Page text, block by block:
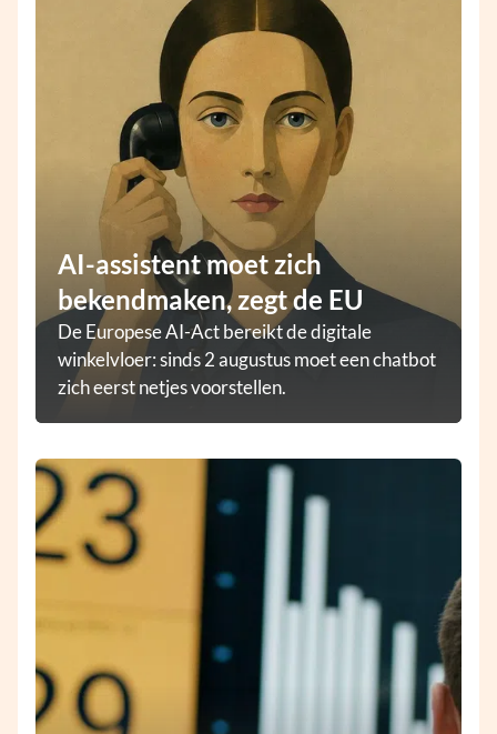
AI-assistent moet zich
bekendmaken, zegt de EU
De Europese AI-Act bereikt de digitale
winkelvloer: sinds 2 augustus moet een chatbot
zich eerst netjes voorstellen.